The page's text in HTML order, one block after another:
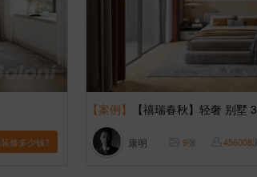
修多少钱?
【案例】 【禧瑞春秋】轻奢 别墅
康明 9张 456008